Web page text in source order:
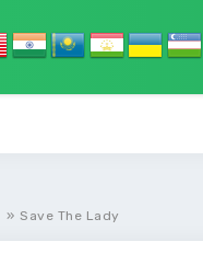
» Save The Lady